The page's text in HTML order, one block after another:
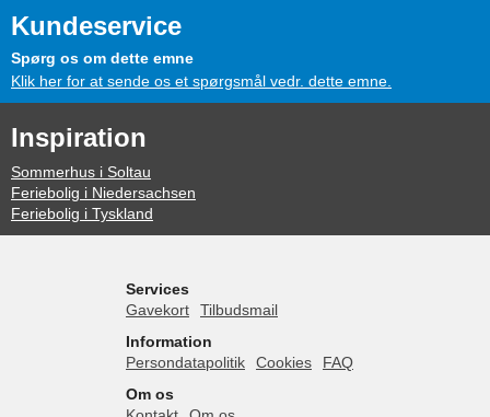
Kundeservice
Spørg os om dette emne
Klik her for at sende os et spørgsmål vedr. dette emne.
Inspiration
Sommerhus i Soltau
Feriebolig i Niedersachsen
Feriebolig i Tyskland
Services
Gavekort
Tilbudsmail
Information
Persondatapolitik
Cookies
FAQ
Om os